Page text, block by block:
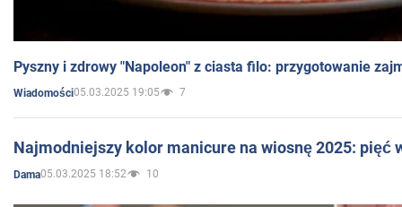
Pyszny i zdrowy "Napoleon" z ciasta filo: przygotowanie
Wiadomości05.03.2025 19:05 7
Najmodniejszy kolor manicure na wiosnę 2025: pięć
Dama05.03.2025 18:52 10